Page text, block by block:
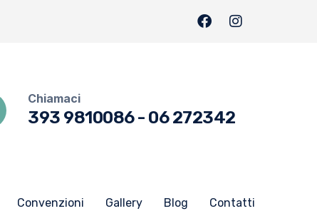
Chiamaci
393 9810086- 06 272342
Convenzioni Gallery Blog Contatti